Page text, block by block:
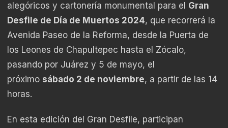
alegóricos y cartonería monumental para el Gran
Desfile de Día de Muertos 2024, que recorrerá la
Avenida Paseo de la Reforma, desde la Puerta de
los Leones de Chapultepec hasta el Zócalo,
pasando por Juárez y 5 de mayo, el
próximo sábado 2 de noviembre, a partir de las 14
horas.
En esta edición del Gran Desfile, participan